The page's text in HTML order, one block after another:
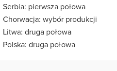
Serbia: pierwsza połowa
Chorwacja: wybór produkcji
Litwa: druga połowa
Polska: druga połowa